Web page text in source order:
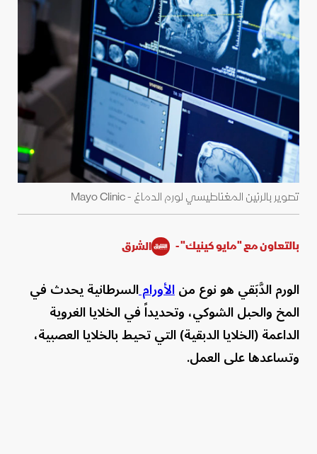
تصوير بالرنين المغناطيسي لورم الدماغ - Mayo Clinic
بالتعاون مع "مايو كينيك" - الشرق
الورم الدَّبَقي هو نوع منالأورامالسرطانية يحدث في
المخ والحبل الشوكي، وتحديداً في الخلايا الغروية
الداعمة (الخلايا الدبقية) التي تحيط بالخلايا العصبية،
وتساعدها على العمل.